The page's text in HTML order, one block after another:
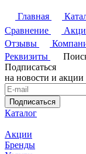
Главная
Сравнение
Отзывы
Реквизиты
Подписаться
на новости и акции
Подписаться
Каталог
Акции
Бренды